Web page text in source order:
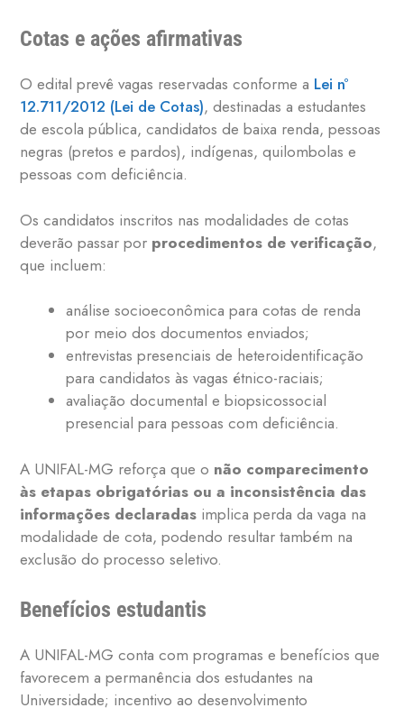
Cotas e ações afirmativas
O edital prevê vagas reservadas conforme a Lei nº
12.711/2012 (Lei de Cotas), destinadas a estudantes
de escola pública, candidatos de baixa renda, pessoas
negras (pretos e pardos), indígenas, quilombolas e
pessoas com deficiência.
Os candidatos inscritos nas modalidades de cotas
deverão passar por procedimentos de verificação,
que incluem:
análise socioeconômica para cotas de renda
por meio dos documentos enviados;
entrevistas presenciais de heteroidentificação
para candidatos às vagas étnico-raciais;
avaliação documental e biopsicossocial
presencial para pessoas com deficiência.
A UNIFAL-MG reforça que o não comparecimento
às etapas obrigatórias ou a inconsistência das
informações declaradas implica perda da vaga na
modalidade de cota, podendo resultar também na
exclusão do processo seletivo.
Benefícios estudantis
A UNIFAL-MG conta com programas e benefícios que
favorecem a permanência dos estudantes na
Universidade; incentivo ao desenvolvimento